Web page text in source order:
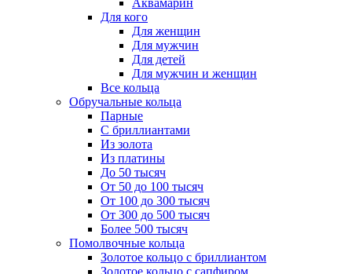
Аквамарин
Для кого
Для женщин
Для мужчин
Для детей
Для мужчин и женщин
Все кольца
Обручальные кольца
Парные
С бриллиантами
Из золота
Из платины
До 50 тысяч
От 50 до 100 тысяч
От 100 до 300 тысяч
От 300 до 500 тысяч
Более 500 тысяч
Помолвочные кольца
Золотое кольцо с бриллиантом
Золотое кольцо с сапфиром